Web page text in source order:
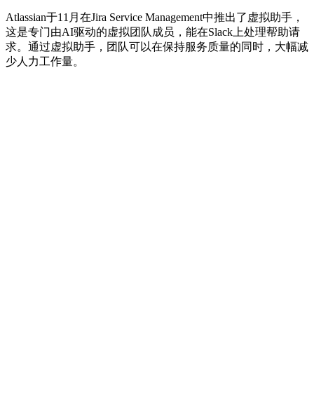
Atlassian于11月在Jira Service Management中推出了虚拟助手，
这是专门由AI驱动的虚拟团队成员，能在Slack上处理帮助请
求。通过虚拟助手，团队可以在保持服务质量的同时，大幅减
少人力工作量。